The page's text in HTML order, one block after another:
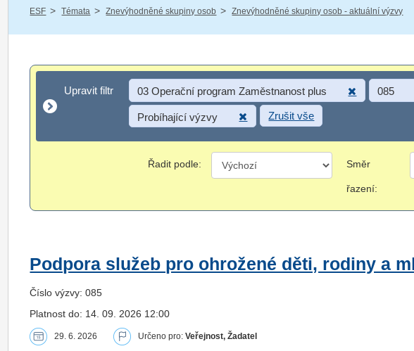
ESF / Témata / Znevýhodněné skupiny osob / Znevýhodněné skupiny osob - aktuální výzvy
Upravit filtr
Upravit filtr 03 Operační program Zaměstnanost plus 085
Probíhající výzvy Zrušit vše
Řadit podle: Směr
řazení:
Podpora služeb pro ohrožené děti, rodiny a
Číslo výzvy: 085
Platnost do: 14. 09. 2026 12:00
29. 6. 2026 Určeno pro:Veřejnost, Žadatel